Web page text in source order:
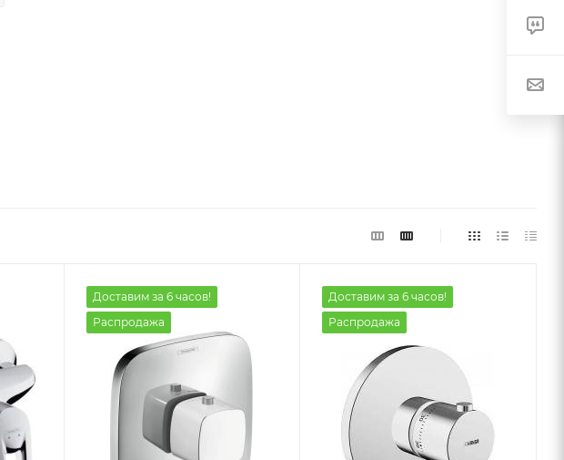
Доставим за 6 часов!
Распродажа
Доставим за 6 часов!
Распродажа